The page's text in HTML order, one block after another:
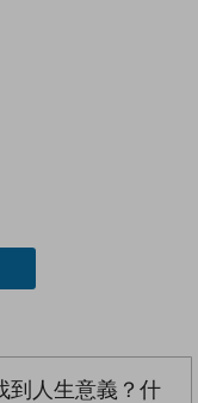
到人生意義？什